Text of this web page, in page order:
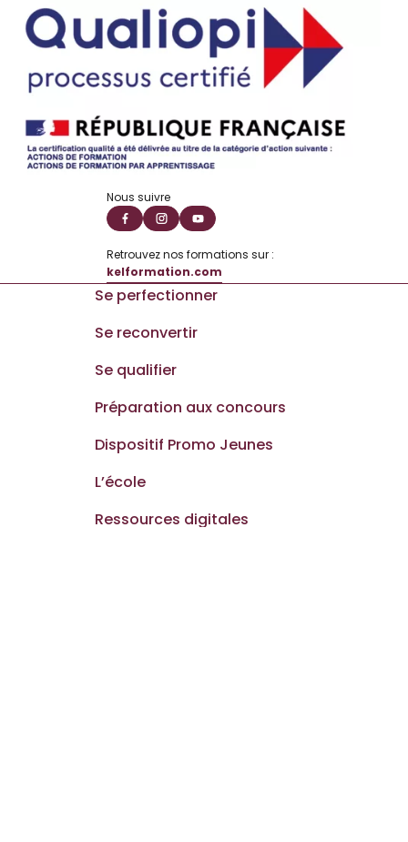
Nous suivre
Retrouvez nos formations sur :
kelformation.com
Se perfectionner
Se reconvertir
Se qualifier
Préparation aux concours
Dispositif Promo Jeunes
L’école
Ressources digitales